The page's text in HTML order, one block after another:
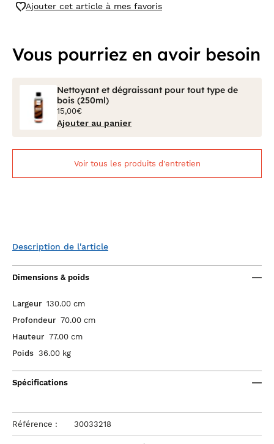
Ajouter cet article à mes favoris
Vous pourriez en avoir besoin
Nettoyant et dégraissant pour tout type de
bois (250ml)
15,00€
Ajouter au panier
Voir tous les produits d'entretien
Description de l'article
Dimensions & poids
Largeur 130.00 cm
Profondeur 70.00 cm
Hauteur 77.00 cm
Poids 36.00 kg
Spécifications
Référence : 30033218